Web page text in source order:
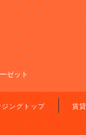
ゼット
ングトップ 賃